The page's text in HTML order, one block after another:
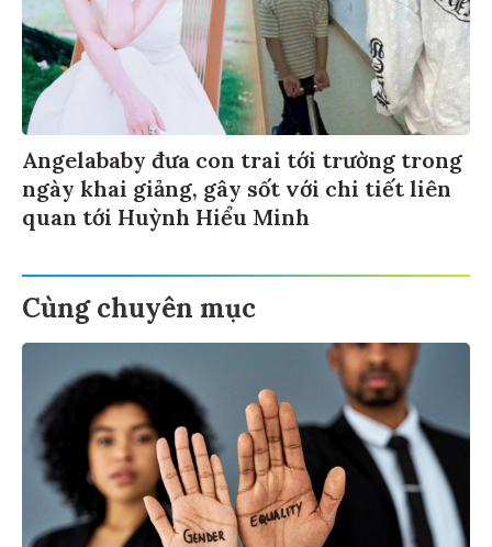
Angelababy đưa con trai tới trường trong
ngày khai giảng, gây sốt với chi tiết liên
quan tới Huỳnh Hiểu Minh
Cùng chuyên mục